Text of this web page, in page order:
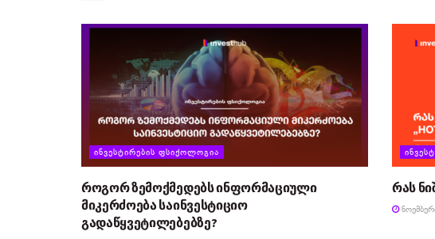
ᲘᲜᲕᲔᲡᲢᲘᲠᲔᲑᲘᲡ ᲤᲡᲘᲥᲝᲚᲝᲒᲘᲐ
როგორ ზემოქმედებს ინფორმაციული
მიკერძოება საინვესტიციო
გადაწყვეტილებებზე?
რას